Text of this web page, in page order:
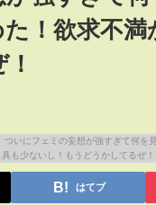
！欲求不
はてブ